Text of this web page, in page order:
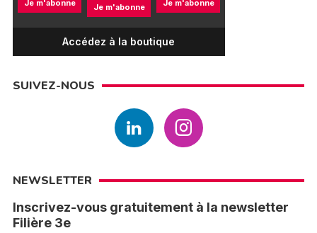
Je m'abonne Je m'abonne Je m'abonne
Accédez à la boutique
SUIVEZ-NOUS
NEWSLETTER
Inscrivez-vous gratuitement à la newsletter
Filière 3e